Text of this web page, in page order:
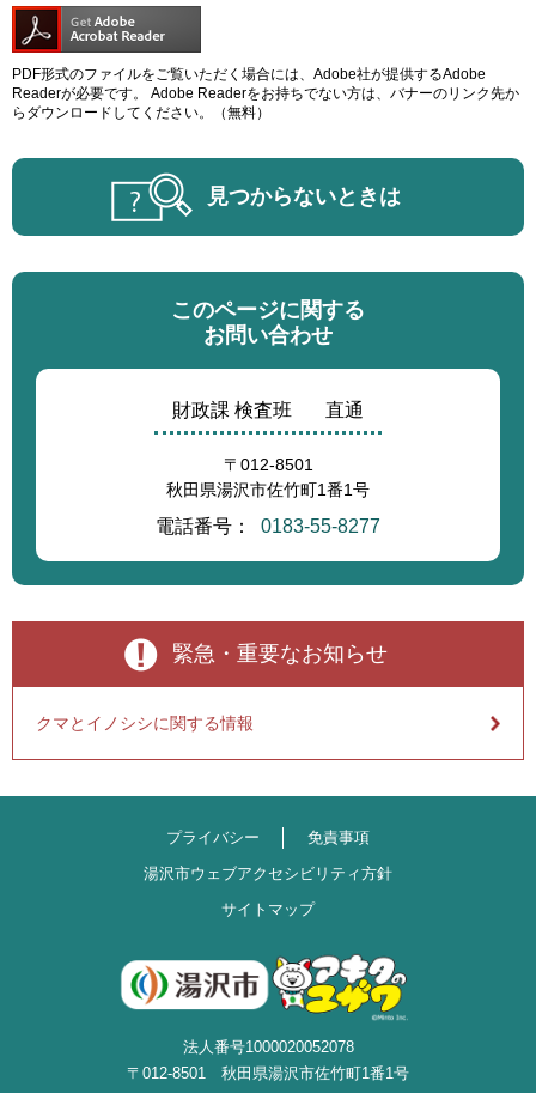
PDF形式のファイルをご覧いただく場合には、Adobe社が提供するAdobe
Readerが必要です。
Adobe Readerをお持ちでない方は、バナーのリンク先か
らダウンロードしてください。（無料）
見つからないときは
このページに関する
お問い合わせ
財政課 検査班 直通
〒012-8501
秋田県湯沢市佐竹町1番1号
電話番号： 0183-55-8277
緊急・重要なお知らせ
クマとイノシシに関する情報
プライバシー
免責事項
湯沢市ウェブアクセシビリティ方針
サイトマップ
法人番号1000020052078
〒012-8501 秋田県湯沢市佐竹町1番1号